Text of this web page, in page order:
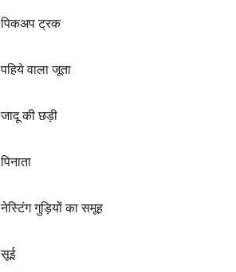
पिकअप ट्रक
पहिये वाला जूता
जादू की छड़ी
पिनाता
नेस्टिंग गुड़ियों का समूह
सूई